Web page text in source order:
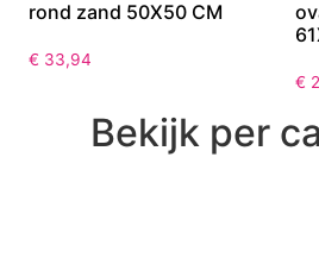
rond zand 50X50 CM
€ 33,94
€
Bekijk per